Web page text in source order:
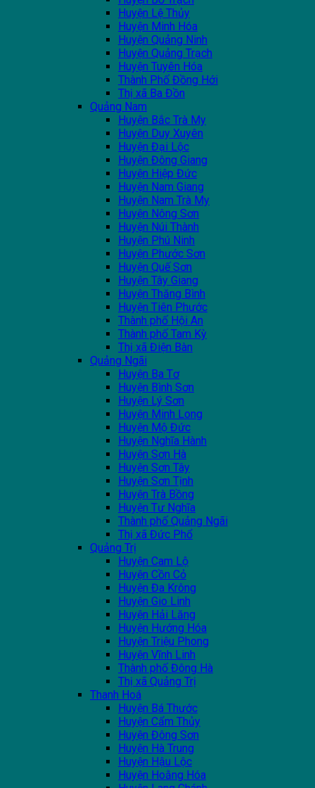
Huyện Lệ Thủy
Huyện Minh Hóa
Huyện Quảng Ninh
Huyện Quảng Trạch
Huyện Tuyên Hóa
Thành Phố Đồng Hới
Thị xã Ba Đồn
Quảng Nam
Huyện Bắc Trà My
Huyện Duy Xuyên
Huyện Đại Lộc
Huyện Đông Giang
Huyện Hiệp Đức
Huyện Nam Giang
Huyện Nam Trà My
Huyện Nông Sơn
Huyện Núi Thành
Huyện Phú Ninh
Huyện Phước Sơn
Huyện Quế Sơn
Huyện Tây Giang
Huyện Thăng Bình
Huyện Tiên Phước
Thành phố Hội An
Thành phố Tam Kỳ
Thị xã Điện Bàn
Quảng Ngãi
Huyện Ba Tơ
Huyện Bình Sơn
Huyện Lý Sơn
Huyện Minh Long
Huyện Mộ Đức
Huyện Nghĩa Hành
Huyện Sơn Hà
Huyện Sơn Tây
Huyện Sơn Tịnh
Huyện Trà Bồng
Huyện Tư Nghĩa
Thành phố Quảng Ngãi
Thị xã Đức Phổ
Quảng Trị
Huyện Cam Lộ
Huyện Cồn Cỏ
Huyện Đa Krông
Huyện Gio Linh
Huyện Hải Lăng
Huyện Hướng Hóa
Huyện Triệu Phong
Huyện Vĩnh Linh
Thành phố Đông Hà
Thị xã Quảng Trị
Thanh Hoá
Huyện Bá Thước
Huyện Cẩm Thủy
Huyện Đông Sơn
Huyện Hà Trung
Huyện Hậu Lộc
Huyện Hoằng Hóa